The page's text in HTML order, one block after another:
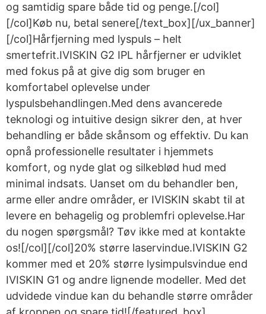
og samtidig spare både tid og penge.[/col]
[/col]Køb nu, betal senere[/text_box][/ux_banner]
[/col]Hårfjerning med lyspuls – helt
smertefrit.IVISKIN G2 IPL hårfjerner er udviklet
med fokus på at give dig som bruger en
komfortabel oplevelse under
lyspulsbehandlingen.Med dens avancerede
teknologi og intuitive design sikrer den, at hver
behandling er både skånsom og effektiv. Du kan
opnå professionelle resultater i hjemmets
komfort, og nyde glat og silkeblød hud med
minimal indsats. Uanset om du behandler ben,
arme eller andre områder, er IVISKIN skabt til at
levere en behagelig og problemfri oplevelse.Har
du nogen spørgsmål? Tøv ikke med at kontakte
os![/col][/col]20% større laservindue.IVISKIN G2
kommer med et 20% større lysimpulsvindue end
IVISKIN G1 og andre lignende modeller. Med det
udvidede vindue kan du behandle større områder